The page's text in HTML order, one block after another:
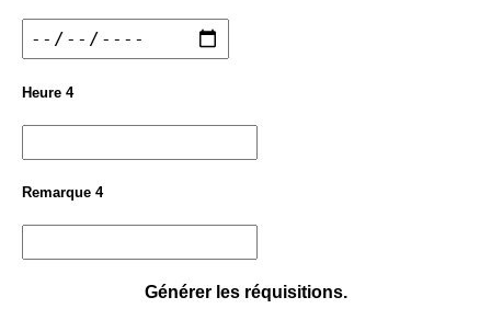
Heure 4
Remarque 4
Générer les réquisitions.